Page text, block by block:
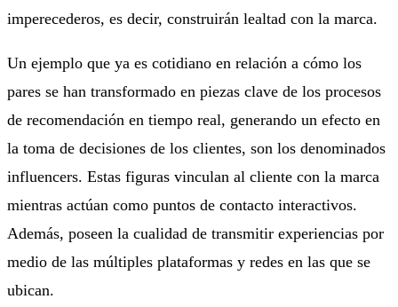
imperecederos, es decir, construirán lealtad con la marca.
Un ejemplo que ya es cotidiano en relación a cómo los
pares se han transformado en piezas clave de los procesos
de recomendación en tiempo real, generando un efecto en
la toma de decisiones de los clientes, son los denominados
influencers. Estas figuras vinculan al cliente con la marca
mientras actúan como puntos de contacto interactivos.
Además, poseen la cualidad de transmitir experiencias por
medio de las múltiples plataformas y redes en las que se
ubican.